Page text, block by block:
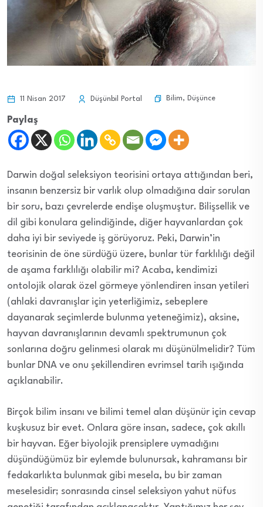
11 Nisan 2017 Düşünbil Portal Bilim, Düşünce
Paylaş
Darwin doğal seleksiyon teorisini ortaya attığından beri,
insanın benzersiz bir varlık olup olmadığına dair sorulan
bir soru, bazı çevrelerde endişe oluşmuştur. Bilişsellik ve
dil gibi konulara gelindiğinde, diğer hayvanlardan çok
daha iyi bir seviyede iş görüyoruz. Peki, Darwin’in
teorisinin de öne sürdüğü üzere, bunlar tür farklılığı değil
de aşama farklılığı olabilir mi? Acaba, kendimizi
ontolojik olarak özel görmeye yönlendiren insan yetileri
(ahlaki davranışlar için yeterliğimiz, sebeplere
dayanarak seçimlerde bulunma yeteneğimiz), aksine,
hayvan davranışlarının devamlı spektrumunun çok
sonlarına doğru gelinmesi olarak mı düşünülmelidir? Tüm
bunlar DNA ve onu şekillendiren evrimsel tarih ışığında
açıklanabilir.
Birçok bilim insanı ve bilimi temel alan düşünür için cevap
kuşkusuz bir evet. Onlara göre insan, sadece, çok akıllı
bir hayvan. Eğer biyolojik prensiplere uymadığını
düşündüğümüz bir eylemde bulunursak, kahramansı bir
fedakarlıkta bulunmak gibi mesela, bu bir zaman
meselesidir; sonrasında cinsel seleksiyon yahut nüfus